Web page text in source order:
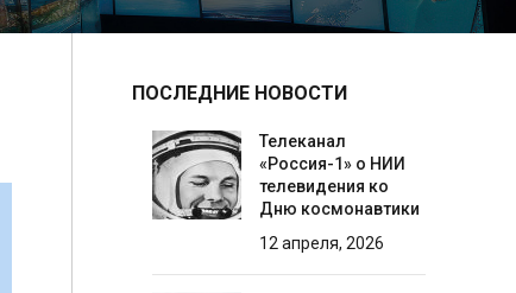
ПОСЛЕДНИЕ НОВОСТИ
Телеканал
«Россия-1» о НИИ
телевидения ко
Дню космонавтики
12 апреля, 2026